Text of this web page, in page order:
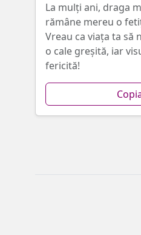
La mulţi ani, draga
rămâne mereu o
Vreau ca viața ta să
o cale greșită, iar
fericită!